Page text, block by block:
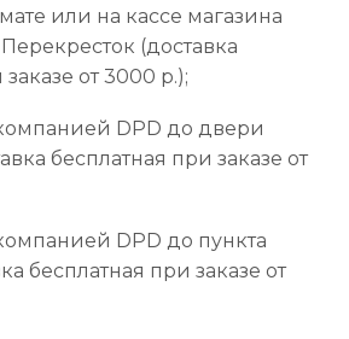
или на кассе магазина
(доставка
от 3000 р.);
DPD до двери
бесплатная при заказе от
DPD до пункта
бесплатная при заказе от